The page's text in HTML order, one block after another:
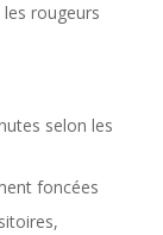
rougeurs
selon les
foncées